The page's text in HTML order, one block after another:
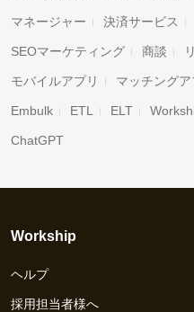
マネージャー 決済サービス
SEOマーケティング 商談
モバイルアプリ マッチングア
Embulk ETL ELT
ChatGPT
Workship
ヘルプ
採用担当者様へ